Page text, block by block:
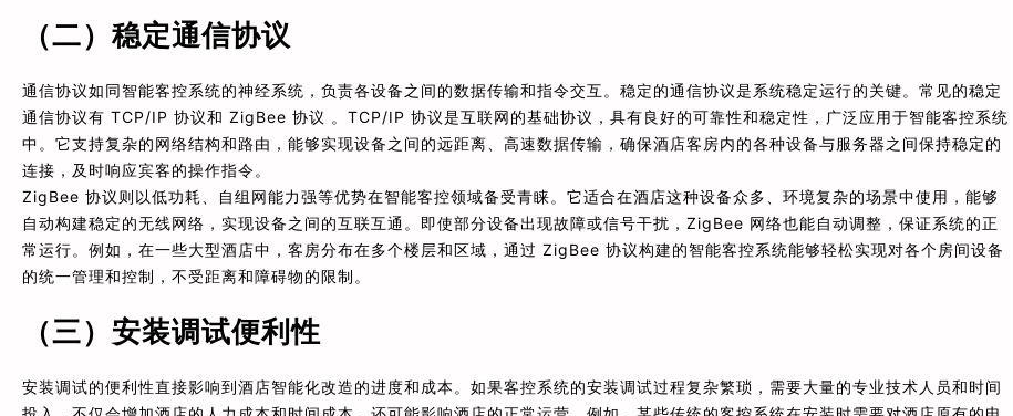
（二）稳定通信协议
通信协议如同智能客控系统的神经系统，负责各设备之间的数据传输和指令交互。稳定的通信协议是系统稳定运行的关键。常见的稳定
通信协议有 TCP/IP 协议和 ZigBee 协议 。TCP/IP 协议是互联网的基础协议，具有良好的可靠性和稳定性，广泛应用于智能客控系统
中。它支持复杂的网络结构和路由，能够实现设备之间的远距离、高速数据传输，确保酒店客房内的各种设备与服务器之间保持稳定的
连接，及时响应宾客的操作指令。
ZigBee 协议则以低功耗、自组网能力强等优势在智能客控领域备受青睐。它适合在酒店这种设备众多、环境复杂的场景中使用，能够
自动构建稳定的无线网络，实现设备之间的互联互通。即使部分设备出现故障或信号干扰，ZigBee 网络也能自动调整，保证系统的正
常运行。例如，在一些大型酒店中，客房分布在多个楼层和区域，通过 ZigBee 协议构建的智能客控系统能够轻松实现对各个房间设备
的统一管理和控制，不受距离和障碍物的限制。
（三）安装调试便利性
安装调试的便利性直接影响到酒店智能化改造的进度和成本。如果客控系统的安装调试过程复杂繁琐，需要大量的专业技术人员和时间